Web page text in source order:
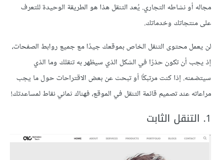
مجاله أو نشاطه التجاري. يُعد التنقل هذا هو الطريقة الوحيدة للتعرف
على منتجاتك وخدماتك.
لن يعمل محتوى التنقل الخاص بموقعك جيدًا مع جميع روابط الصفحات،
إذ يجب أن تكون حذرًا في الشكل الذي سيظهر به تنقلك وما الذي
سيتضمنه. إذا كنت مرتبكًا أو تبحث عن بعض الاقتراحات حول ما يجب
مراعاته عند تصميم قائمة التنقل في الموقع، فهناك ثماني نقاط لمساعدتك!
1. التنقل الثابت